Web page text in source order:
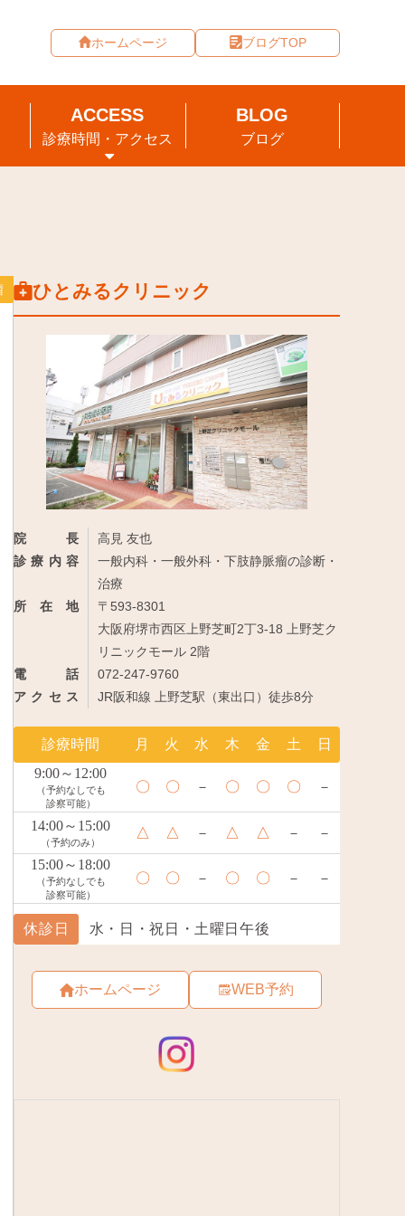
ホームページ ブログTOP
診療時間・アクセス ブログ
ひとみるクリニック
院長
高見 友也
診療内容
一般内科・一般外科・下肢静脈瘤の診断・
治療
所在地
〒593-8301
大阪府堺市西区上野芝町2丁3-18 上野芝ク
リニックモール 2階
電話
072-247-9760
アクセス
JR阪和線 上野芝駅（東出口）徒歩8分
ホームページ WEB予約